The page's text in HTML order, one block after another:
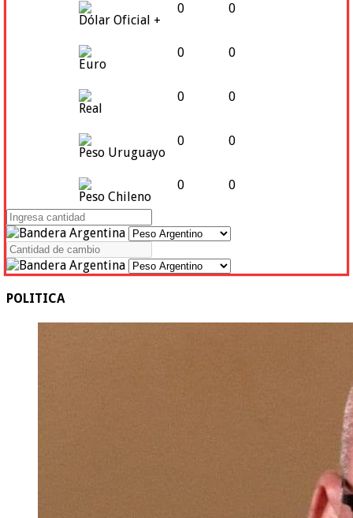
Dólar Oficial +
0 0
Euro
0 0
Real
0 0
Peso Uruguayo
0 0
Peso Chileno
0 0
POLITICA